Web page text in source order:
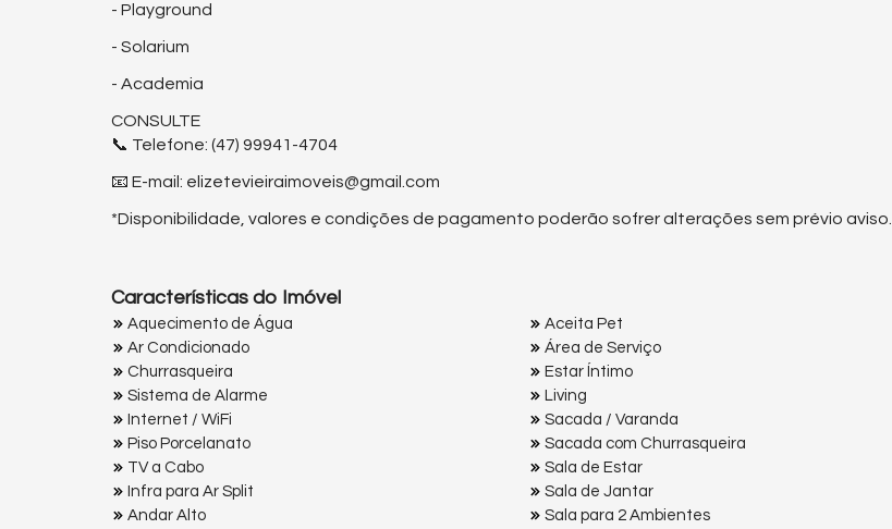
- Playground
- Solarium
- Academia
CONSULTE
📞 Telefone: (47) 99941-4704
📧 E-mail: elizetevieiraimoveis@gmail.com
*Disponibilidade, valores e condições de pagamento poderão sofrer alterações sem prévio aviso.
Características do Imóvel
Aquecimento de Água
Ar Condicionado
Churrasqueira
Sistema de Alarme
Internet / WiFi
Piso Porcelanato
TV a Cabo
Infra para Ar Split
Andar Alto
Aceita Pet
Área de Serviço
Estar Íntimo
Living
Sacada / Varanda
Sacada com Churrasqueira
Sala de Estar
Sala de Jantar
Sala para 2 Ambientes